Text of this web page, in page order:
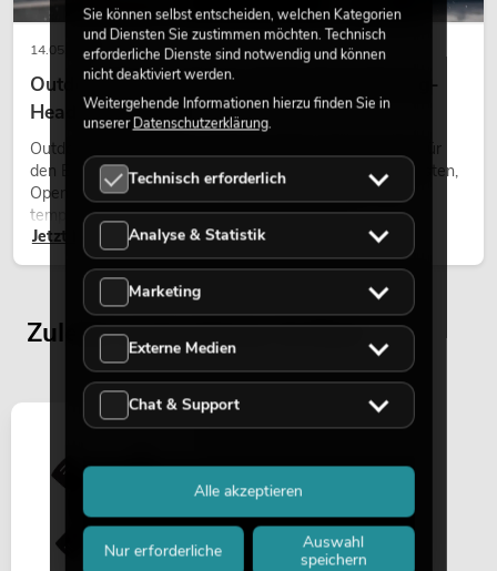
14.05.2026
Outdoor Moving-Heads: Wetterfeste Moving-
Heads bei Events
Outdoor Moving-Heads sind bewegliche Scheinwerfer für
den Einsatz im Freien. Sie werden bei Festivals, Stadtfesten,
Open-Air-Konzerten, Architekturinszenierungen und
temporären Außeninstallationen eingesetzt.
Jetzt lesen
Zuletzt angesehene Artikel
Sie können selbst entscheiden, welchen Kategorien
und Diensten Sie zustimmen möchten. Technisch
erforderliche Dienste sind notwendig und können
nicht deaktiviert werden.
Weitergehende Informationen hierzu finden Sie in
unsererDatenschutzerklärung.
Technisch erforderlich
Analyse & Statistik
Marketing
Externe Medien
Chat & Support
Nur erforderliche
Auswahl
speichern
Alle akzeptieren